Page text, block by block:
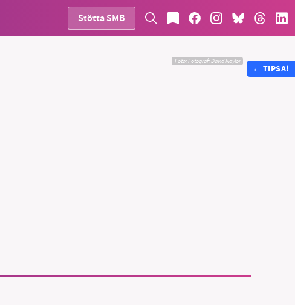
Stötta SMB
Foto:Fotograf: David Naylor
← TIPSA!